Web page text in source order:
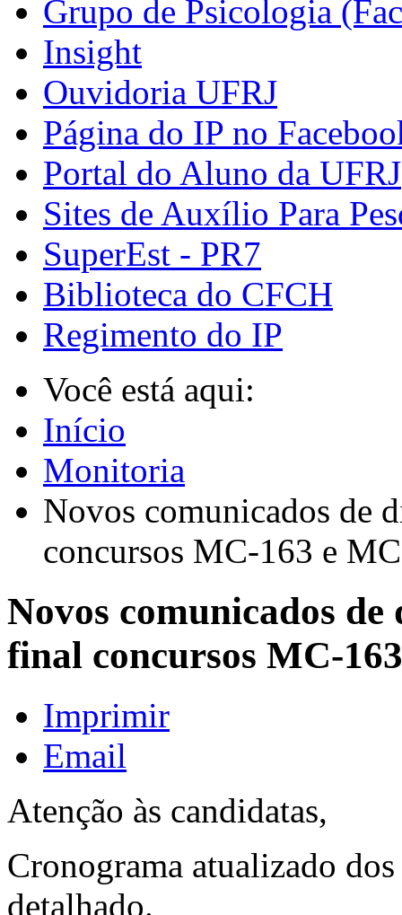
Grupo de Psicologia
Insight
Ouvidoria UFRJ
Página do IP no
Portal do Aluno da UFRJ
Sites de Auxílio Para
SuperEst - PR7
Biblioteca do CFCH
Regimento do IP
Você está aqui:
Início
Monitoria
Novos comunicados de
concursos MC-163 e
Novos comunicados
final concursos MC-
Imprimir
Email
Atenção às candidatas,
Cronograma atualizado
detalhado.